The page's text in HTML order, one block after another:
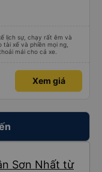
lịch sự, chạy rất êm và
xế và phiền mọi ng,
mái cho cả xe.
Xem giá
Sơn Nhất từ